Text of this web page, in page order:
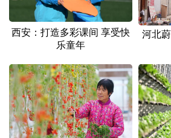
西安：打造多彩课间 享受快
乐童年
河北